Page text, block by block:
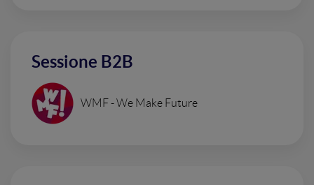
Sessione B2B
WMF - We Make Future